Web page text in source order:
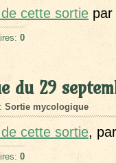
cette sortie par
0
du 29
Sortie mycologique
cette sortie,
0